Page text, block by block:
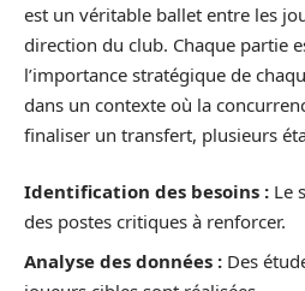
est un véritable ballet entre les
direction du club. Chaque partie
l’importance stratégique de
dans un contexte où la
finaliser un transfert, plusieurs
Identification des besoins : Le
des postes critiques à renforcer.
Analyse des données : Des